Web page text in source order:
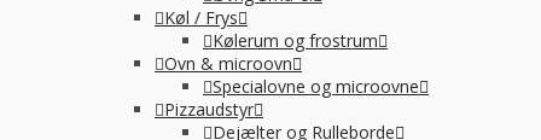
Køl / Frys
Kølerum og frostrum
Ovn & microovn
Specialovne og microovne
Pizzaudstyr
Dejælter og Rulleborde